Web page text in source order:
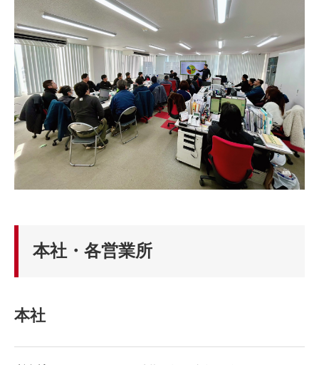
本社・各営業所
本社